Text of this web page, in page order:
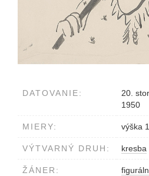
DATOVANIE:
20.
1950
MIERY: výška
VÝTVARNÝ DRUH: kresba
ŽÁNER: